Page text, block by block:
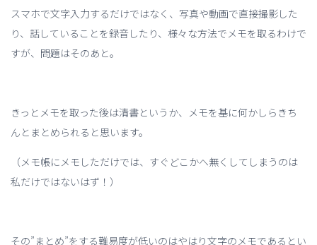
スマホで文字入力するだけではなく、写真や動画で直接撮影した
り、話していることを録音したり、様々な方法でメモを取るわけで
すが、問題はそのあと。
きっとメモを取った後は清書というか、メモを基に何かしらきち
んとまとめられると思います。
（メモ帳にメモしただけでは、すぐどこかへ無くしてしまうのは
私だけではないはず！）
その”まとめ”をする難易度が低いのはやはり文字のメモであるとい